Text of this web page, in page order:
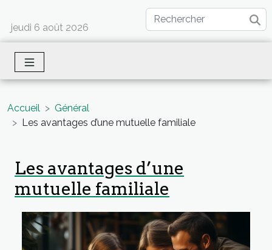
jeudi 6 août 2026
Accueil
Général
Les avantages d’une mutuelle familiale
Les avantages d’une
mutuelle familiale